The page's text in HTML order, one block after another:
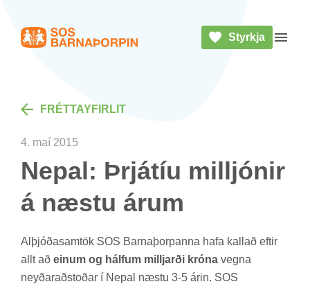
Heim Styrkja Opna
FRÉTTA­YF­IR­LIT
4. maí 2015
Nepal: Þrjá­tíu millj­ón­ir
á næstu árum
Al­þjóða­sam­tök SOS Barna­þorp­anna hafa kall­að eft­ir
allt að einum og hálfum milljarði króna vegna
neyð­ar­að­stoð­ar í Nepal næstu 3-5 árin. SOS